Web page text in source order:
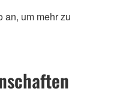
an, um mehr zu